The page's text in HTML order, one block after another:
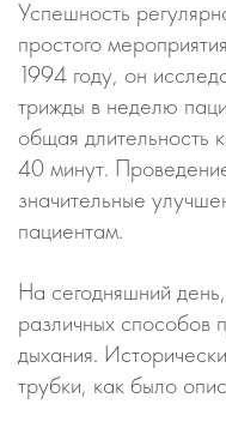
Успешность
простого
1994 году, он
трижды в неделю
общая длительность
40 минут.
значительные
пациентам.
На сегодняшний
различных способов
дыхания.
трубки, как было